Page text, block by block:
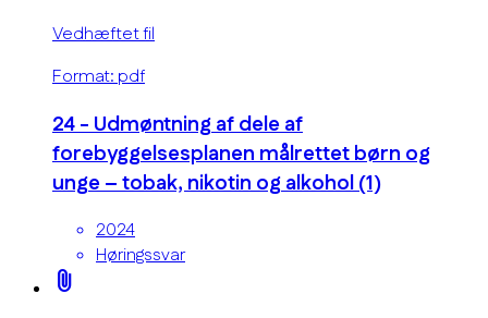
Vedhæftet fil
Format: pdf
24 - Udmøntning af dele af
forebyggelsesplanen målrettet børn og
unge – tobak, nikotin og alkohol (1)
2024
Høringssvar
attach_file